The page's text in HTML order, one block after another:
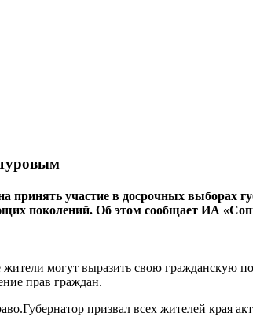
участие в досрочных выборах
поколений. Об этом сообщает ИА
могут выразить свою гражданскую
прав граждан.
призвал всех жителей края